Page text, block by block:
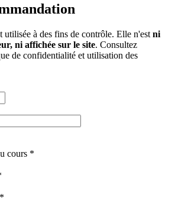
utilisée à des fins de contrôle. Elle n'est ni
ni affichée sur le site. Consultez
de confidentialité et utilisation des
cours *
*